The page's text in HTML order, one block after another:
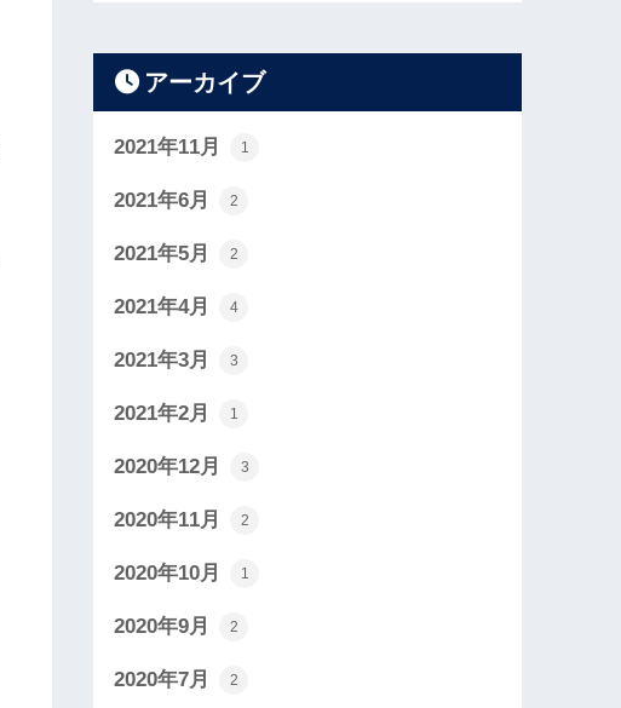
アーカイブ
2021年11月 1
2021年6月 2
2021年5月 2
2021年4月 4
2021年3月 3
2021年2月 1
2020年12月 3
2020年11月 2
2020年10月 1
2020年9月 2
2020年7月 2